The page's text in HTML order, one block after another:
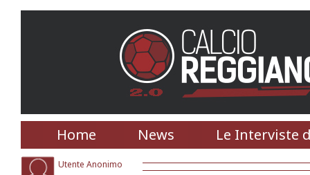
Home News Le Interviste
Utente Anonimo